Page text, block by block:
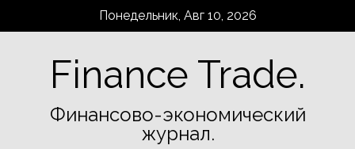
Понедельник, Авг 10, 2026
Finance Trade.
Финансово-экономический
журнал.